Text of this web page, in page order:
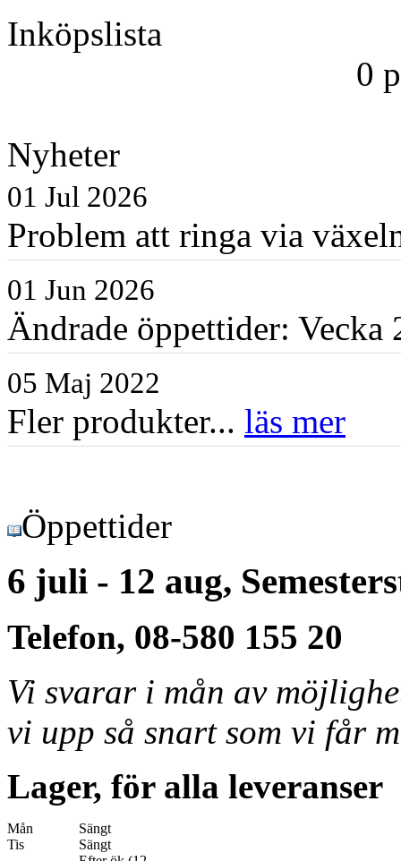
Inköpslista
0
Nyheter
01 Jul 2026
Problem att ringa via
01 Jun 2026
Ändrade öppettider:
05 Maj 2022
Fler produkter... läs mer
Öppettider
6 juli - 12 aug,
Telefon, 08-580 155 20
Vi svarar i mån av
vi upp så snart som vi får
Lager, för alla leveranser
Mån
Sängt
Tis
Sängt